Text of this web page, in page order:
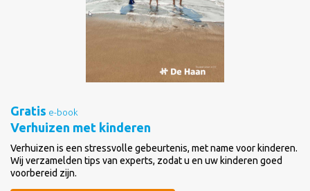
Gratis e-book
Verhuizen met kinderen
Verhuizen is een stressvolle gebeurtenis, met name voor kinderen.
Wij verzamelden tips van experts, zodat u en uw kinderen goed
voorbereid zijn.